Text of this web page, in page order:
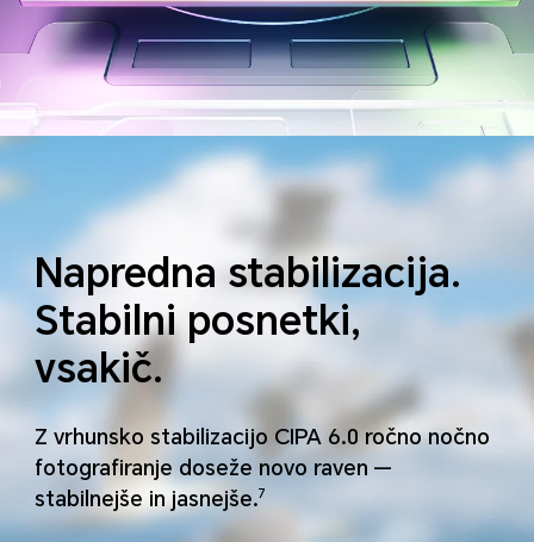
Napredna stabilizacija.
Stabilni posnetki,
vsakič.
Z vrhunsko stabilizacijo CIPA 6.0 ročno nočno
fotografiranje doseže novo raven —
stabilnejše in jasnejše.7